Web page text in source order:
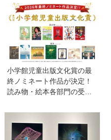
知っておきたい学校のリア
ル】
小学館児童出版文化賞の最
終ノミネート作品が決定！
読み物・絵本各部門の受賞